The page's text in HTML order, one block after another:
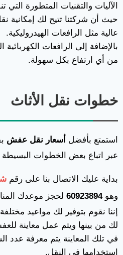
الآليات والتقنيات المتطورة
حيث أن شركتنا تتيح لك إمكانية
عالية مثل الرافعات الهيدروليكية.
بالإضافة إلى الرافعات
من أي ارتفاع بكل سهولة.
خطوات نقل الأثاث
استمتع بأفضل أسعار نقل عفش
عبر اتباع بعض الخطوات البسيطة
بداية عليك الاتصال بنا على رقم
وهو60923894 لحجز موعدك
إننا نقوم بتوفير لك مواعيد
لك من بينها ويتم عمل معاينة
في تلك المعاينة يتم معرفة عدد
استخدامها في النقل.